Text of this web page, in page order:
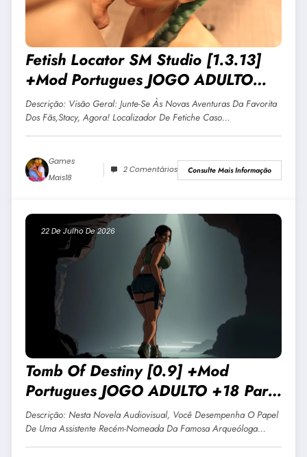
Fetish Locator SM Studio [1.3.13]
+Mod Portugues JOGO ADULTO
+18 Para Android E PC
Descrição: Visão Geral: Junte-Se Às Novas Aventuras Da Favorita
Dos Fãs,Stacy, Agora! Localizador De Fetiche Caso…
Games
Mais18
2 Comentários Consulte Mais Informação
22 De Julho De 2026
Tomb Of Destiny [0.9] +Mod
Portugues JOGO ADULTO +18 Para
Android E PC
Descrição: Nesta Novela Audiovisual, Você Desempenha O Papel
De Uma Assistente Recém-Nomeada Da Famosa Arqueóloga…